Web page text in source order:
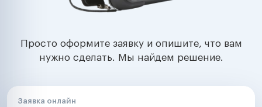
Просто оформите заявку и опишите, что вам
нужно сделать. Мы найдем решение.
Заявка онлайн